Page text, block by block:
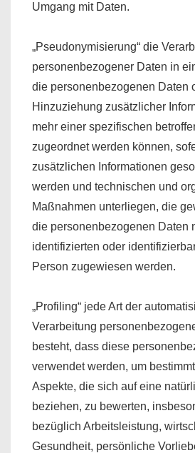
Umgang mit Daten.
„Pseudonymisierung“ die
personenbezogener Daten in
die personenbezogenen Daten
Hinzuziehung zusätzlicher
mehr einer spezifischen
zugeordnet werden können,
zusätzlichen Informationen
werden und technischen und
Maßnahmen unterliegen, die
die personenbezogenen Daten
identifizierten oder
Person zugewiesen werden.
„Profiling“ jede Art der
Verarbeitung
besteht, dass diese
verwendet werden, um
Aspekte, die sich auf eine
beziehen, zu bewerten,
bezüglich Arbeitsleistung,
Gesundheit, persönliche